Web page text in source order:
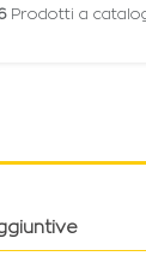
Prodotti a